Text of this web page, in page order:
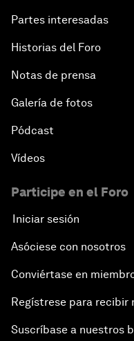
Partes interesadas
Historias del Foro
Notas de prensa
Galería de fotos
Pódcast
Vídeos
Participe en el Foro
Iniciar sesión
Asóciese con nosotros
Conviértase en
Regístrese para recibir
Suscríbase a nuestros